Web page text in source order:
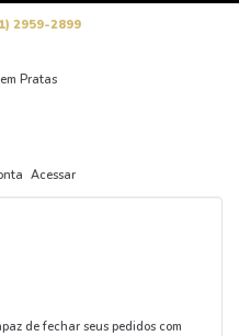
2959-2899
Acessar
de fechar seus pedidos com